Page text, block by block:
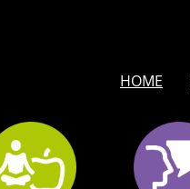
HOME